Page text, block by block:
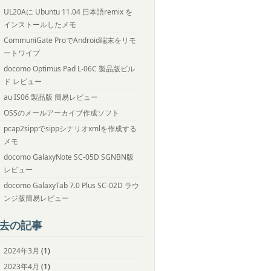
UL20Aに Ubuntu 11.04 日本語remix を
インストールしたメモ
CommuniGate ProでAndroid端末をリモ
ートワイプ
docomo Optimus Pad L-06C 製品版ビル
ド レビュー
au IS06 製品版 簡易レビュー
OSSのメールアーカイブ作成ソフト
pcap2sippでsippシナリオxmlを作成する
メモ
docomo GalaxyNote SC-05D SGNBN版
レビュー
docomo GalaxyTab 7.0 Plus SC-02D ラウ
ンジ版簡易レビュー
の記事
2024年3月 (1)
2023年4月 (1)